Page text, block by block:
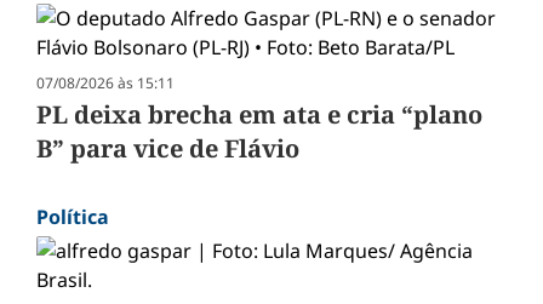
07/08/2026 às 15:11
PL deixa brecha em ata e cria “plano
B” para vice de Flávio
Política